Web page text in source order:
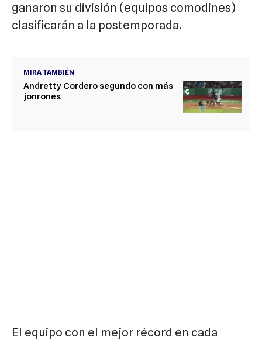
ganaron su división (equipos comodines)
clasificarán a la postemporada.
MIRA TAMBIÉN
Andretty Cordero segundo con más
jonrones
El equipo con el mejor récord en cada